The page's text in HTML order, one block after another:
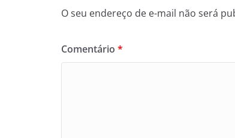
O seu endereço de e-mail não será
Comentário *